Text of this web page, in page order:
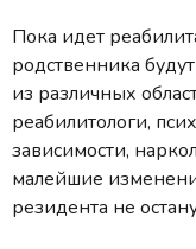
Пока идет
родственника
из различных
реабилитологи,
зависимости,
малейшие
резидента не